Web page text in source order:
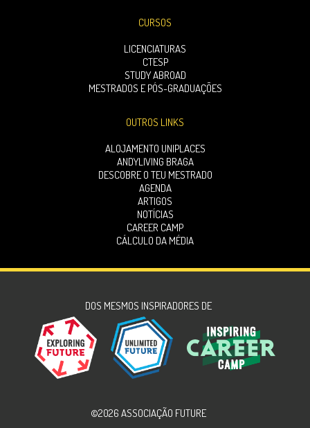
CURSOS
LICENCIATURAS
CTESP
STUDY ABROAD
MESTRADOS E PÓS-GRADUAÇÕES
OUTROS LINKS
ALOJAMENTO UNIPLACES
ANDYLIVING BRAGA
DESCOBRE O TEU MESTRADO
AGENDA
ARTIGOS
NOTÍCIAS
CAREER CAMP
CÁLCULO DA MÉDIA
DOS MESMOS INSPIRADORES DE
©2026 ASSOCIAÇÃO FUTURE